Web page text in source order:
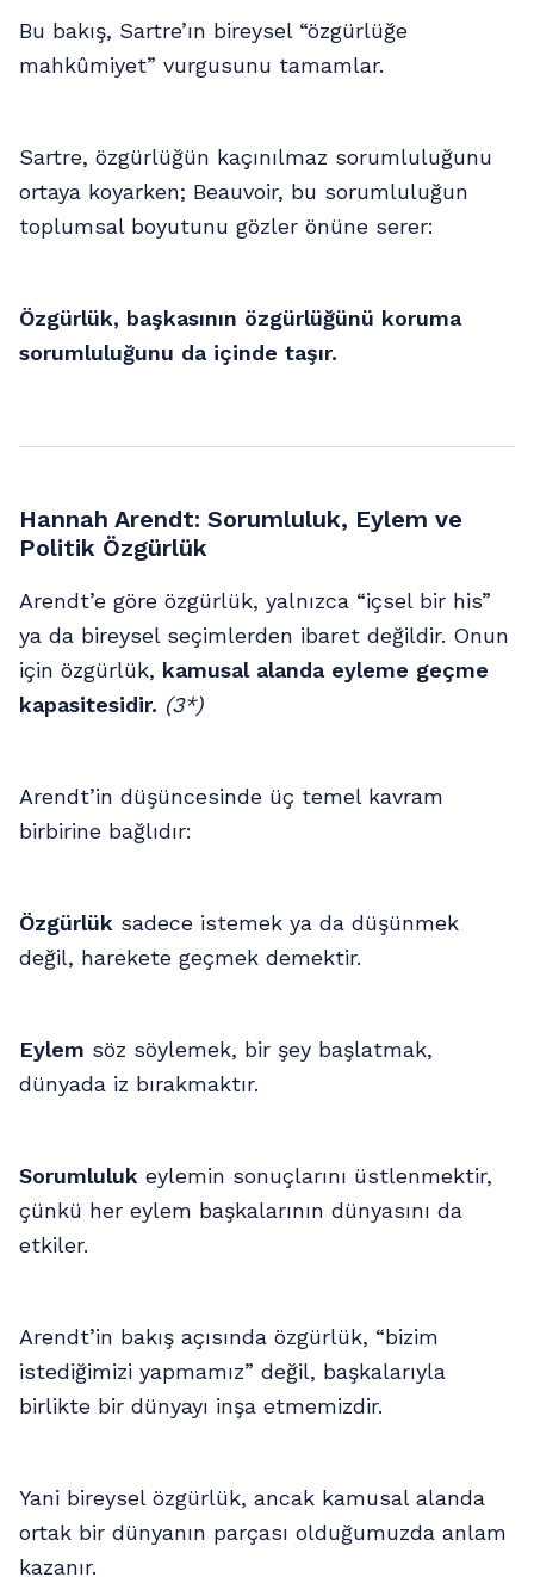
Bu bakış, Sartre’ın bireysel “özgürlüğe
mahkûmiyet” vurgusunu tamamlar.
Sartre, özgürlüğün kaçınılmaz sorumluluğunu
ortaya koyarken; Beauvoir, bu sorumluluğun
toplumsal boyutunu gözler önüne serer:
Özgürlük, başkasının özgürlüğünü koruma
sorumluluğunu da içinde taşır.
Hannah Arendt: Sorumluluk, Eylem ve
Politik Özgürlük
Arendt’e göre özgürlük, yalnızca “içsel bir his”
ya da bireysel seçimlerden ibaret değildir. Onun
için özgürlük, kamusal alanda eyleme geçme
kapasitesidir. (3*)
Arendt’in düşüncesinde üç temel kavram
birbirine bağlıdır:
Özgürlük sadece istemek ya da düşünmek
değil, harekete geçmek demektir.
Eylem söz söylemek, bir şey başlatmak,
dünyada iz bırakmaktır.
Sorumluluk eylemin sonuçlarını üstlenmektir,
çünkü her eylem başkalarının dünyasını da
etkiler.
Arendt’in bakış açısında özgürlük, “bizim
istediğimizi yapmamız” değil, başkalarıyla
birlikte bir dünyayı inşa etmemizdir.
Yani bireysel özgürlük, ancak kamusal alanda
ortak bir dünyanın parçası olduğumuzda anlam
kazanır.